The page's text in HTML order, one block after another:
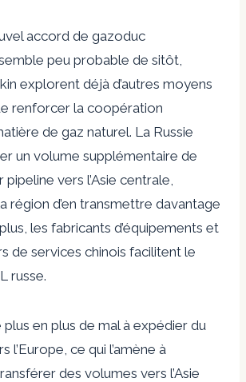
accord de gazoduc
peu probable de sitôt,
explorent déjà d’autres moyens
renforcer la coopération
de gaz naturel. La Russie
un volume supplémentaire de
vers l’Asie centrale,
région d’en transmettre davantage
les fabricants d’équipements et
de services chinois facilitent le
russe.
plus en plus de mal à expédier du
l’Europe, ce qui l’amène à
des volumes vers l’Asie